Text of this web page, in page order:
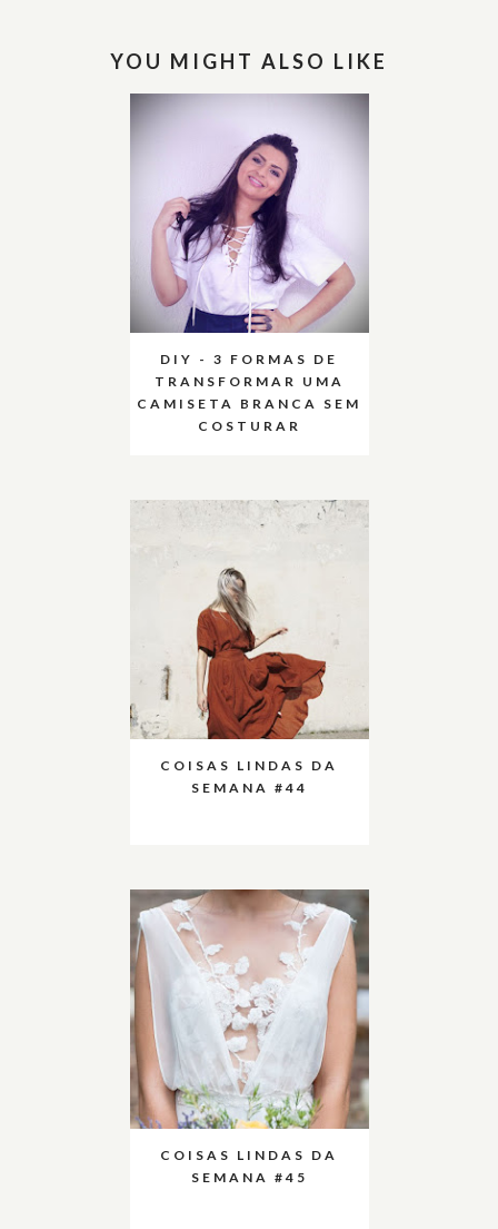
YOU MIGHT ALSO LIKE
DIY - 3 FORMAS DE
TRANSFORMAR UMA
CAMISETA BRANCA SEM
COSTURAR
COISAS LINDAS DA
SEMANA #44
COISAS LINDAS DA
SEMANA #45